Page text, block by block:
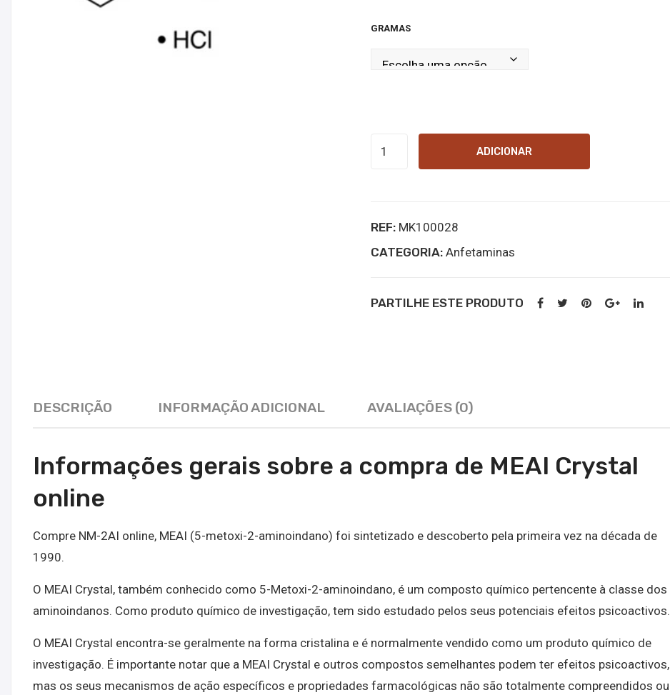
GRAMAS
Quantidade
online
kopen
ADICIONAR
REF: MK100028
CATEGORIA: Anfetaminas
PARTILHE ESTE PRODUTO
DESCRIÇÃO INFORMAÇÃO ADICIONAL AVALIAÇÕES (0)
Informações gerais sobre a compra de MEAI Crystal
online
Compre NM-2AI online, MEAI (5-metoxi-2-aminoindano) foi sintetizado e descoberto pela primeira vez na década de
1990.
O MEAI Crystal, também conhecido como 5-Metoxi-2-aminoindano, é um composto químico pertencente à classe dos
aminoindanos. Como produto químico de investigação, tem sido estudado pelos seus potenciais efeitos psicoactivos.
O MEAI Crystal encontra-se geralmente na forma cristalina e é normalmente vendido como um produto químico de
investigação. É importante notar que a MEAI Crystal e outros compostos semelhantes podem ter efeitos psicoactivos,
mas os seus mecanismos de ação específicos e propriedades farmacológicas não são totalmente compreendidos ou